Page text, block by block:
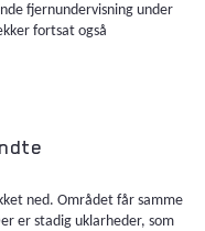
fjernundervisning under
fortsat også
ned. Området får samme
er stadig uklarheder, som